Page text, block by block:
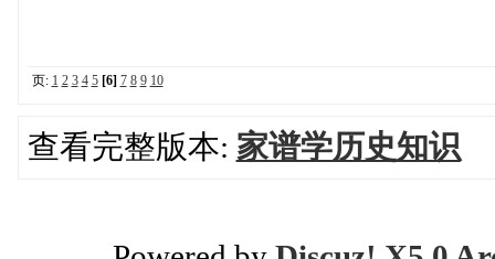
页: 1 2 3 4 5 [6] 7 8 9 10
查看完整版本: 家谱学历史知识